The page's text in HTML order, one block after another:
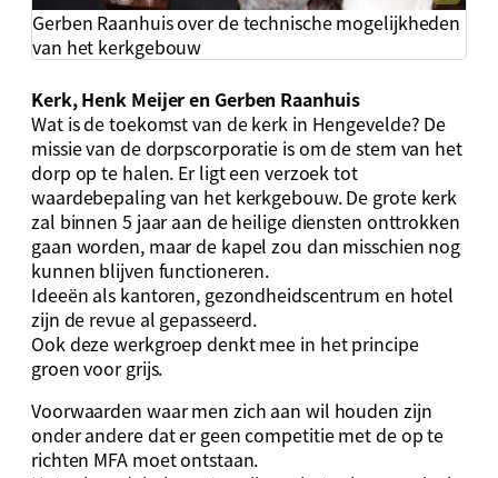
Gerben Raanhuis over de technische mogelijkheden
van het kerkgebouw
Kerk, Henk Meijeren Gerben Raanhuis
Wat is de toekomst van de kerk in Hengevelde? De
missie van de dorpscorporatie is om de stem van het
dorp op te halen. Er ligt een verzoek tot
waardebepaling van het kerkgebouw. De grote kerk
zal binnen 5 jaar aan de heilige diensten onttrokken
gaan worden, maar de kapel zou dan misschien nog
kunnen blijven functioneren.
Ideeën als kantoren, gezondheidscentrum en hotel
zijn de revue al gepasseerd.
Ook deze werkgroep denkt mee in het principe
groen voor grijs.
Voorwaarden waar men zich aan wil houden zijn
onder andere dat er geen competitie met de op te
richten MFA moet ontstaan.